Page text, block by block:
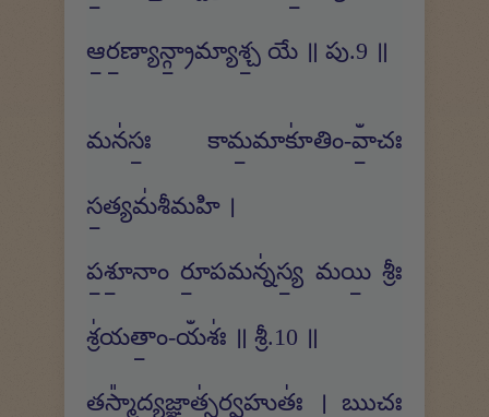
ఆ॒ర॒ణ్యాన్గ్రా॒మ్యాశ్చ॒ యే ॥ పు.9 ॥
మన॑సః॒ కామ॒మాకూ॑తిం-వాఀ॒చః
స॒త్యమ॑శీమహి ।
ప॒శూ॒నాం రూ॒పమన్న॑స్య॒ మయి॒ శ్రీః
శ్ర॑యతాం॒-యఀశః॑ ॥ శ్రీ.10 ॥
తస్మా᳚ద్య॒జ్ఞాత్స॑ర్వ॒హుతః॑ । ఋచః॒